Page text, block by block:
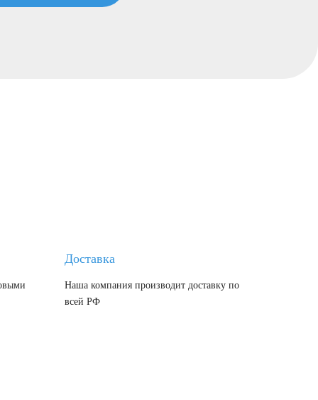
Доставка
Наша компания производит доставку по
всей РФ